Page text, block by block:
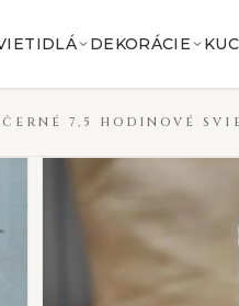
DEKORÁCIE
7,5 HODINOVÉ